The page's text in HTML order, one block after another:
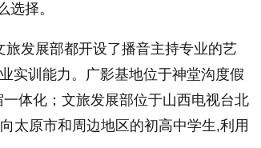
择。
发展部都开设了播音主持专业的艺
实训能力。广影基地位于神堂沟度假
体化；文旅发展部位于山西电视台北
太原市和周边地区的初高中学生,利用